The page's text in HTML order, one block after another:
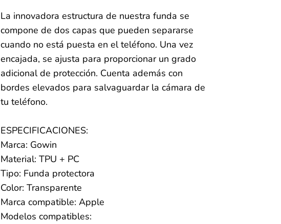
La innovadora estructura de nuestra funda se
compone de dos capas que pueden separarse
cuando no está puesta en el teléfono. Una vez
encajada, se ajusta para proporcionar un grado
adicional de protección. Cuenta además con
bordes elevados para salvaguardar la cámara de
tu teléfono.
ESPECIFICACIONES:
Marca: Gowin
Material: TPU + PC
Tipo: Funda protectora
Color: Transparente
Marca compatible: Apple
Modelos compatibles: